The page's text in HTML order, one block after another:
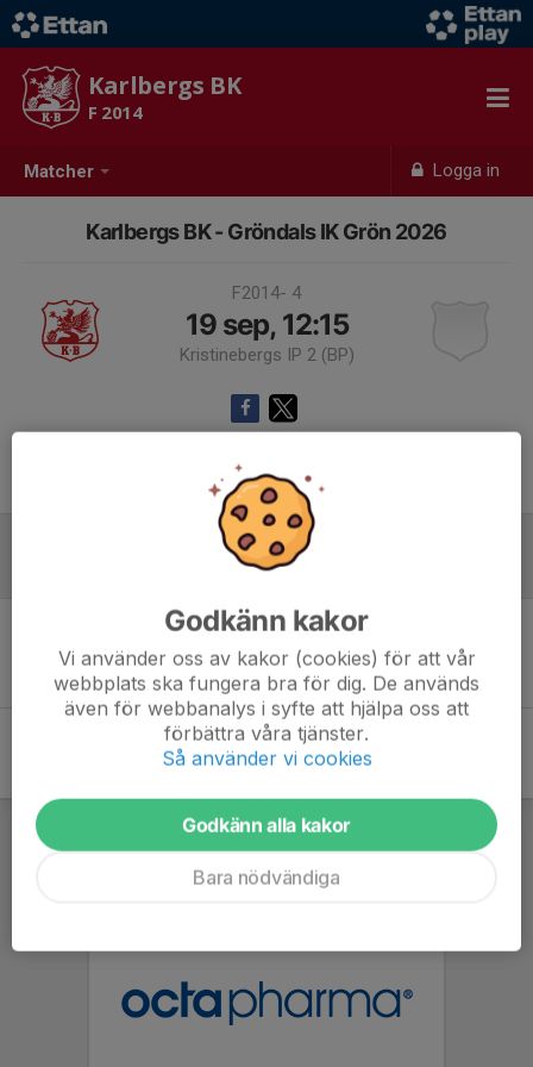
Matcher Logga in
Karlbergs BK
F 2014
Karlbergs BK - Gröndals IK Grön 2026
F2014- 4
19 sep, 12:15
Kristinebergs IP 2 (BP)
Samling 11:30
Inget skrivet
Godkänn kakor
Vi använder oss av kakor (cookies) för att vår
webbplats ska fungera bra för dig. De används
även för webbanalys i syfte att hjälpa oss att
förbättra våra tjänster.
Så använder vi cookies
Godkänn alla kakor
Bara nödvändiga